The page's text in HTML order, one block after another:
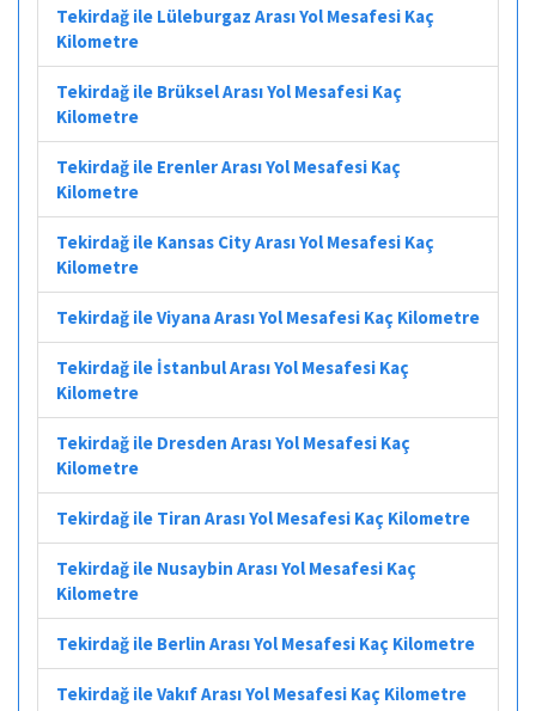
Tekirdağ ile Lüleburgaz Arası Yol Mesafesi Kaç
Kilometre
Tekirdağ ile Brüksel Arası Yol Mesafesi Kaç
Kilometre
Tekirdağ ile Erenler Arası Yol Mesafesi Kaç
Kilometre
Tekirdağ ile Kansas City Arası Yol Mesafesi Kaç
Kilometre
Tekirdağ ile Viyana Arası Yol Mesafesi Kaç Kilometre
Tekirdağ ile İstanbul Arası Yol Mesafesi Kaç
Kilometre
Tekirdağ ile Dresden Arası Yol Mesafesi Kaç
Kilometre
Tekirdağ ile Tiran Arası Yol Mesafesi Kaç Kilometre
Tekirdağ ile Nusaybin Arası Yol Mesafesi Kaç
Kilometre
Tekirdağ ile Berlin Arası Yol Mesafesi Kaç Kilometre
Tekirdağ ile Vakıf Arası Yol Mesafesi Kaç Kilometre